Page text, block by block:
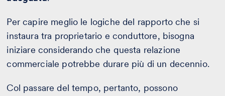
Per capire meglio le logiche del rapporto che si
instaura tra proprietario e conduttore, bisogna
iniziare considerando che questa relazione
commerciale potrebbe durare più di un decennio.
Col passare del tempo, pertanto, possono